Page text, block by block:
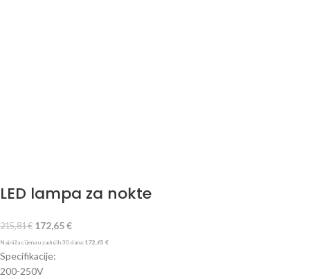
LED lampa za nokte
215,81€ 172,65€
Najniža cijena u zadnjih 30 dana: 172,65 €
Specifikacije:
200-250V